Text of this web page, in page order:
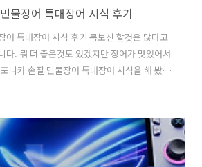
물장어 특대장어 시식 후기
어 특대장어 시식 후기 몸보신 할것은 많다고
다. 뭐 더 좋은것도 있겠지만 장어가 맛있어서
니카 손질 민물장어 특대장어 시식을 해 봤는
가봤는데요. 토종 자포니카 손질 민물장어 특
구매할 수 있는 게 있어서 구매를 해 봤습니
않을까 걱정을 좀 했는데 막상 해보니 어렵